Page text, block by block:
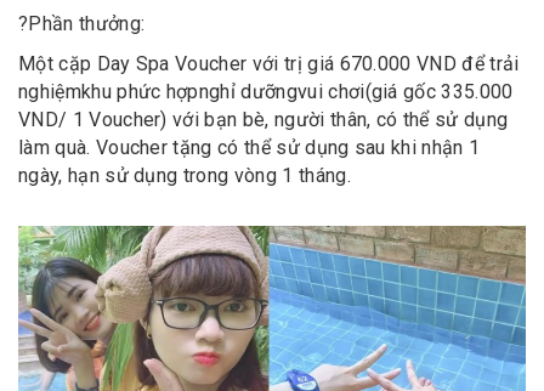
?Phần thưởng:
Một cặp Day Spa Voucher với trị giá 670.000 VND để trải
nghiệmkhu phức hợpnghỉ dưỡngvui chơi(giá gốc 335.000
VND/ 1 Voucher) với bạn bè, người thân, có thể sử dụng
làm quà. Voucher tặng có thể sử dụng sau khi nhận 1
ngày, hạn sử dụng trong vòng 1 tháng.